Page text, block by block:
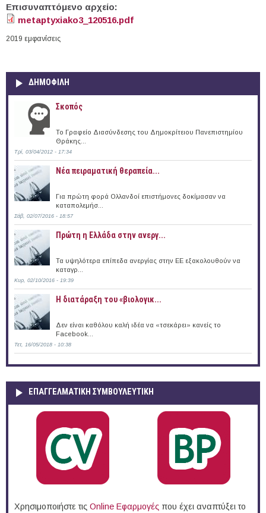
Επισυναπτόμενο αρχείο:
metaptyxiako3_120516.pdf
2019 εμφανίσεις
ΔΗΜΟΦΙΛΗ
Σκοπός
Το Γραφείο Διασύνδεσης του Δημοκρίτειου Πανεπιστημίου
Θράκης...
Τρί, 03/04/2012 - 17:34
Νέα πειραματική θεραπεία...
Για πρώτη φορά Ολλανδοί επιστήμονες δοκίμασαν να
καταπολεμήσ...
Σάβ, 02/07/2016 - 18:57
Πρώτη η Ελλάδα στην ανεργ...
Τα υψηλότερα επίπεδα ανεργίας στην ΕΕ εξακολουθούν να
καταγρ...
Κυρ, 02/10/2016 - 19:39
Η διατάραξη του «βιολογικ...
Δεν είναι καθόλου καλή ιδέα να «τσεκάρει» κανείς το
Facebook...
Τετ, 16/05/2018 - 10:38
ΕΠΑΓΓΕΛΜΑΤΙΚΉ ΣΥΜΒΟΥΛΕΥΤΙΚΉ
Χρησιμοποιήστε τις Online Eφαρμογές που έχει αναπτύξει το